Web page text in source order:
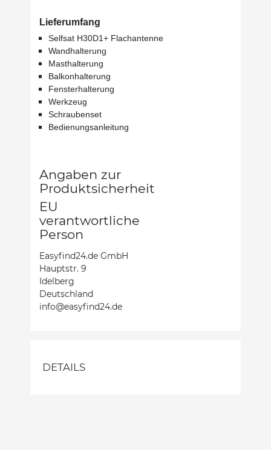
Lieferumfang
Selfsat H30D1+ Flachantenne
Wandhalterung
Masthalterung
Balkonhalterung
Fensterhalterung
Werkzeug
Schraubenset
Bedienungsanleitung
Angaben zur
Produktsicherheit
EU
verantwortliche
Person
Easyfind24.de GmbH
Hauptstr. 9
Idelberg
Deutschland
info@easyfind24.de
DETAILS